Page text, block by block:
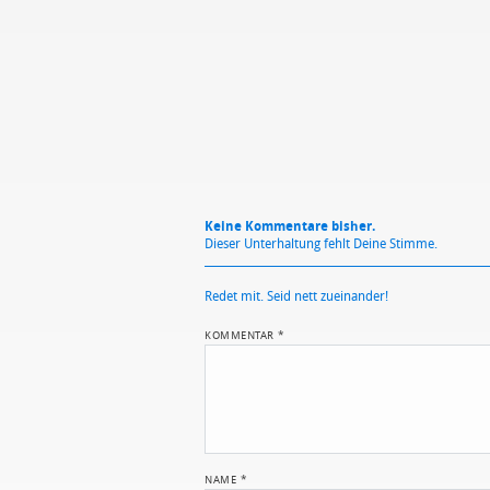
Keine Kommentare bisher.
Dieser Unterhaltung fehlt Deine Stimme.
Redet mit. Seid nett zueinander!
KOMMENTAR *
NAME *